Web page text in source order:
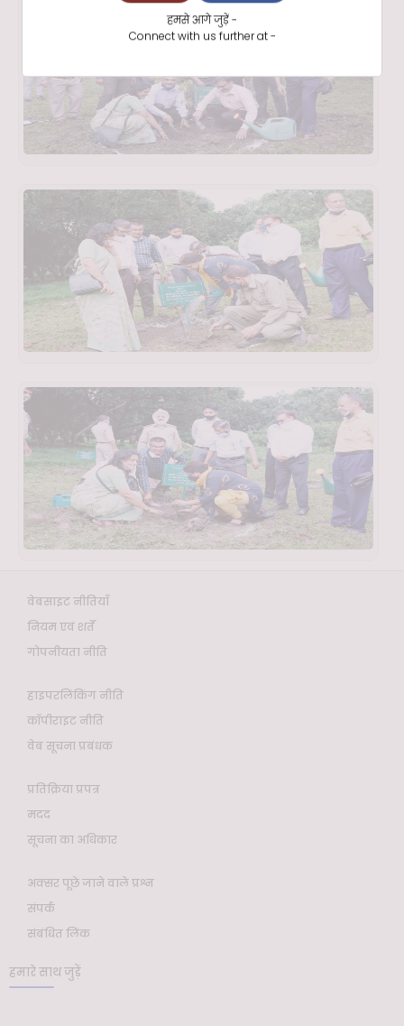
वेबसाइट नीतियाँ
नियम एवं शर्तें
गोपनीयता नीति
हाइपरलिंकिंग नीति
कॉपीराइट नीति
वेब सूचना प्रबंधक
प्रतिक्रिया प्रपत्र
मदद
सूचना का अधिकार
अक्सर पूछे जाने वाले प्रश्न
संपर्क
संबंधित लिंक
हमारे साथ जुड़ें
हमसे आगे जुड़ें -
Connect with us further at -